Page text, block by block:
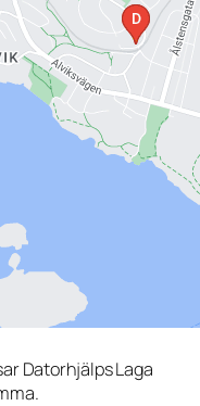
Datorhjälps Laga